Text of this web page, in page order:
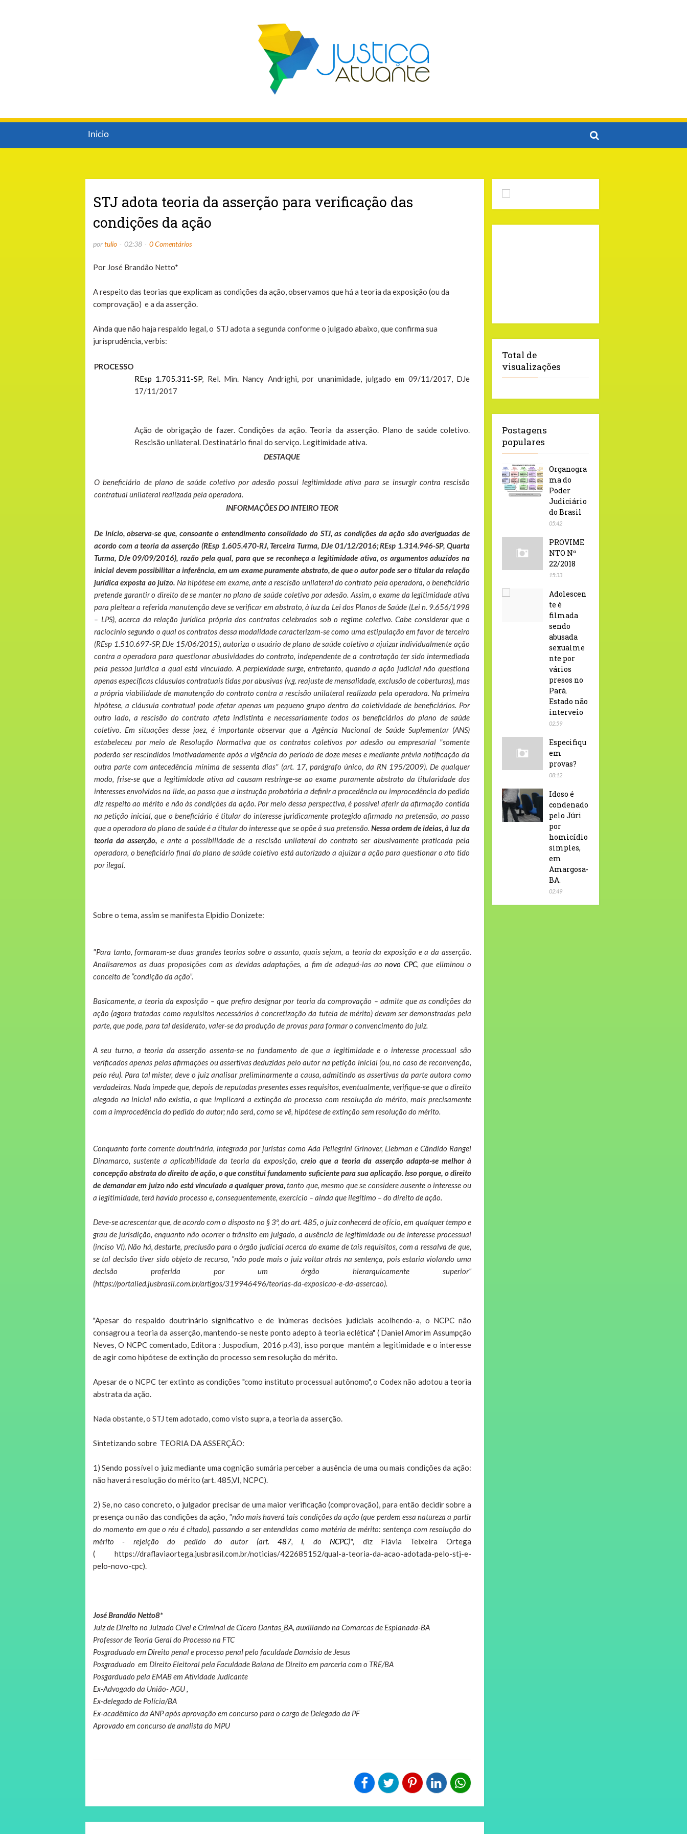
Inicio
STJ adota teoria da asserção para verificação das
condições da ação
portulio 02:38 0 Comentários
Por José Brandão Netto*
A respeito das teorias que explicam as condições da ação, observamos que há a teoria da exposição (ou da
comprovação) e a da asserção.
Ainda que não haja respaldo legal, o STJ adota a segunda conforme o julgado abaixo, que confirma sua
jurisprudência, verbis:
PROCESSO
REsp 1.705.311-SP, Rel. Min. Nancy Andrighi, por unanimidade, julgado em 09/11/2017, DJe
17/11/2017
Ação de obrigação de fazer. Condições da ação. Teoria da asserção. Plano de saúde coletivo.
Rescisão unilateral. Destinatário final do serviço. Legitimidade ativa.
DESTAQUE
O beneficiário de plano de saúde coletivo por adesão possui legitimidade ativa para se insurgir contra rescisão
contratual unilateral realizada pela operadora.
INFORMAÇÕES DO INTEIRO TEOR
De início, observa-se que, consoante o entendimento consolidado do STJ, as condições da ação são averiguadas de
acordo com a teoria da asserção (REsp 1.605.470-RJ, Terceira Turma, DJe 01/12/2016; REsp 1.314.946-SP, Quarta
Turma, DJe 09/09/2016), razão pela qual, para que se reconheça a legitimidade ativa, os argumentos aduzidos na
inicial devem possibilitar a inferência, em um exame puramente abstrato, de que o autor pode ser o titular da relação
jurídica exposta ao juízo. Na hipótese em exame, ante a rescisão unilateral do contrato pela operadora, o beneficiário
pretende garantir o direito de se manter no plano de saúde coletivo por adesão. Assim, o exame da legitimidade ativa
para pleitear a referida manutenção deve se verificar em abstrato, à luz da Lei dos Planos de Saúde (Lei n. 9.656/1998
– LPS), acerca da relação jurídica própria dos contratos celebrados sob o regime coletivo. Cabe considerar que o
raciocínio segundo o qual os contratos dessa modalidade caracterizam-se como uma estipulação em favor de terceiro
(REsp 1.510.697-SP, DJe 15/06/2015), autoriza o usuário de plano de saúde coletivo a ajuizar individualmente ação
contra a operadora para questionar abusividades do contrato, independente de a contratação ter sido intermediada
pela pessoa jurídica a qual está vinculado. A perplexidade surge, entretanto, quando a ação judicial não questiona
apenas específicas cláusulas contratuais tidas por abusivas (v.g. reajuste de mensalidade, exclusão de coberturas), mas
a própria viabilidade de manutenção do contrato contra a rescisão unilateral realizada pela operadora. Na primeira
hipótese, a cláusula contratual pode afetar apenas um pequeno grupo dentro da coletividade de beneficiários. Por
outro lado, a rescisão do contrato afeta indistinta e necessariamente todos os beneficiários do plano de saúde
coletivo. Em situações desse jaez, é importante observar que a Agência Nacional de Saúde Suplementar (ANS)
estabeleceu por meio de Resolução Normativa que os contratos coletivos por adesão ou empresarial "somente
poderão ser rescindidos imotivadamente após a vigência do período de doze meses e mediante prévia notificação da
outra parte com antecedência mínima de sessenta dias" (art. 17, parágrafo único, da RN 195/2009). De qualquer
modo, frise-se que a legitimidade ativa ad causam restringe-se ao exame puramente abstrato da titularidade dos
interesses envolvidos na lide, ao passo que a instrução probatória a definir a procedência ou improcedência do pedido
diz respeito ao mérito e não às condições da ação. Por meio dessa perspectiva, é possível aferir da afirmação contida
na petição inicial, que o beneficiário é titular do interesse juridicamente protegido afirmado na pretensão, ao passo
que a operadora do plano de saúde é a titular do interesse que se opõe à sua pretensão. Nessa ordem de ideias, à luz da
teoria da asserção, e ante a possibilidade de a rescisão unilateral do contrato ser abusivamente praticada pela
operadora, o beneficiário final do plano de saúde coletivo está autorizado a ajuizar a ação para questionar o ato tido
por ilegal.
Sobre o tema, assim se manifesta Elpidio Donizete:
"Para tanto, formaram-se duas grandes teorias sobre o assunto, quais sejam, a teoria da exposição e a da asserção.
Analisaremos as duas proposições com as devidas adaptações, a fim de adequá-las aonovo CPC, que eliminou o
conceito de “condição da ação”.
Basicamente, a teoria da exposição – que prefiro designar por teoria da comprovação – admite que as condições da
ação (agora tratadas como requisitos necessários à concretização da tutela de mérito) devam ser demonstradas pela
parte, que pode, para tal desiderato, valer-se da produção de provas para formar o convencimento do juiz.
A seu turno, a teoria da asserção assenta-se no fundamento de que a legitimidade e o interesse processual são
verificados apenas pelas afirmações ou assertivas deduzidas pelo autor na petição inicial (ou, no caso de reconvenção,
pelo réu). Para tal mister, deve o juiz analisar preliminarmente a causa, admitindo as assertivas da parte autora como
verdadeiras. Nada impede que, depois de reputadas presentes esses requisitos, eventualmente, verifique-se que o direito
alegado na inicial não existia, o que implicará a extinção do processo com resolução do mérito, mais precisamente
com a improcedência do pedido do autor; não será, como se vê, hipótese de extinção sem resolução do mérito.
Conquanto forte corrente doutrinária, integrada por juristas como Ada Pellegrini Grinover, Liebman e Cândido Rangel
Dinamarco, sustente a aplicabilidade da teoria da exposição,creio que a teoria da asserção adapta-se melhor à
concepção abstrata do direito de ação, o que constitui fundamento suficiente para sua aplicação. Isso porque, o direito
de demandar em juízo não está vinculado a qualquer prova,tanto que, mesmo que se considere ausente o interesse ou
a legitimidade, terá havido processo e, consequentemente, exercício – ainda que ilegítimo – do direito de ação.
Deve-se acrescentar que, de acordo com o disposto no § 3º, do art. 485, o juiz conhecerá de ofício, em qualquer tempo e
grau de jurisdição, enquanto não ocorrer o trânsito em julgado, a ausência de legitimidade ou de interesse processual
(inciso VI). Não há, destarte, preclusão para o órgão judicial acerca do exame de tais requisitos, com a ressalva de que,
se tal decisão tiver sido objeto de recurso, “não pode mais o juiz voltar atrás na sentença, pois estaria violando uma
decisão proferida por um órgão hierarquicamente superior”
(https://portalied.jusbrasil.com.br/artigos/319946496/teorias-da-exposicao-e-da-assercao).
"Apesar do respaldo doutrinário significativo e de inúmeras decisões judiciais acolhendo-a, o NCPC não
consagrou a teoria da asserção, mantendo-se neste ponto adepto à teoria eclética" ( Daniel Amorim Assumpção
Neves, O NCPC comentado, Editora : Juspodium, 2016 p.43), isso porque mantém a legitimidade e o interesse
de agir como hipótese de extinção do processo sem resolução do mérito.
Apesar de o NCPC ter extinto as condições "como instituto processual autônomo", o Codex não adotou a teoria
abstrata da ação.
Nada obstante, o STJ tem adotado, como visto supra, a teoria da asserção.
Sintetizando sobre TEORIA DA ASSERÇÃO:
1) Sendo possível o juiz mediante uma cognição sumária perceber a ausência de uma ou mais condições da ação:
não haverá resolução do mérito (art. 485,VI, NCPC).
2) Se, no caso concreto, o julgador precisar de uma maior verificação (comprovação), para então decidir sobre a
presença ou não das condições da ação, "não mais haverá tais condições da ação (que perdem essa natureza a partir
do momento em que o réu é citado), passando a ser entendidas como matéria de mérito: sentença com resolução do
mérito - rejeição do pedido do autor (art.487, I, do NCPC)", diz Flávia Teixeira Ortega
( https://draflaviaortega.jusbrasil.com.br/noticias/422685152/qual-a-teoria-da-acao-adotada-pelo-stj-e-
pelo-novo-cpc).
José Brandão Netto8*
Juiz de Direito no Juizado Cível e Criminal de Cícero Dantas_BA, auxiliando na Comarcas de Esplanada-BA
Professor de Teoria Geral do Processo na FTC
Posgraduado em Direito penal e processo penal pelo faculdade Damásio de Jesus
Posgraduado em Direito Eleitoral pela Faculdade Baiana de Direito em parceria com o TRE/BA
Posgarduado pela EMAB em Atividade Judicante
Ex-Advogado da União- AGU,
Ex-delegado de Polícia/BA
Ex-acadêmico da ANP após aprovação em concurso para o cargo de Delegado da PF
Aprovado em concurso de analista do MPU
Total de
visualizações
Postagens
populares
Organogra
ma do
Poder
Judiciário
do Brasil
05:42
PROVIME
NTO Nº
22/2018
15:33
Adolescen
te é
filmada
sendo
abusada
sexualme
nte por
vários
presos no
Pará.
Estado não
interveio
02:59
Especifiqu
em
provas?
08:12
Idoso é
condenado
pelo Júri
por
homicídio
simples,
em
Amargosa-
BA.
02:49